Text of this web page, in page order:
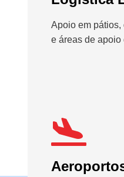
Apoio em pátios,
e áreas de apoio